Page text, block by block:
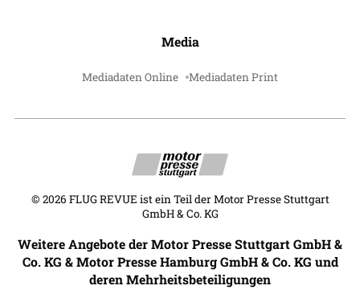
Media
Mediadaten Online Mediadaten Print
© 2026 FLUG REVUE ist ein Teil der Motor Presse Stuttgart
GmbH & Co. KG
Weitere Angebote der Motor Presse Stuttgart GmbH &
Co. KG & Motor Presse Hamburg GmbH & Co. KG und
deren Mehrheitsbeteiligungen